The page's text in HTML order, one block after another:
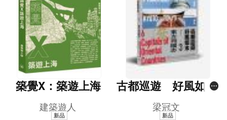
築覺X：築遊上海
建築遊人
新品
古都巡遊 好風如水
3——東方列國志
梁冠文
新品